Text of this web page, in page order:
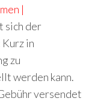
|
sich der
in
zu
werden kann.
versendet